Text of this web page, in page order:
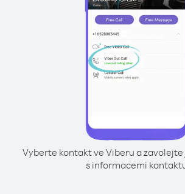
Vyberte kontakt ve Viberu a zavolejte
s informacemi